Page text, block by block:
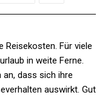
Reisekosten. Für viele
in weite Ferne.
an, dass sich ihre
auswirkt. Gut